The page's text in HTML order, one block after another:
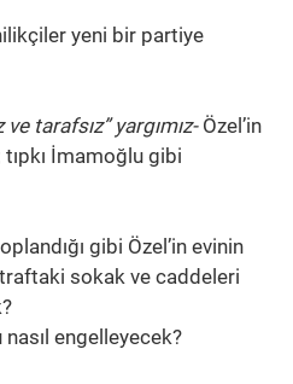
yeni bir partiye
tarafsız” yargımız-Özel’in
tıpkı İmamoğlu gibi
gibi Özel’in evinin
sokak ve caddeleri
engelleyecek?